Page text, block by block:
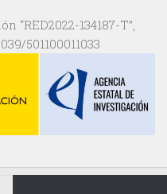
“RED2022-134187-T”,
501100011033